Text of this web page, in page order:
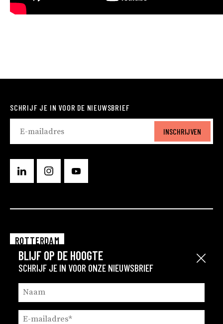
Sluit
BLIJF OP DE HOOGTE
SCHRIJF JE IN VOOR ONZE NIEUWSBRIEF
SCHRIJF JE IN VOOR DE NIEUWSBRIEF
INSCHRIJVEN
ROTTERDAM
EINDHOVEN
GRONINGEN